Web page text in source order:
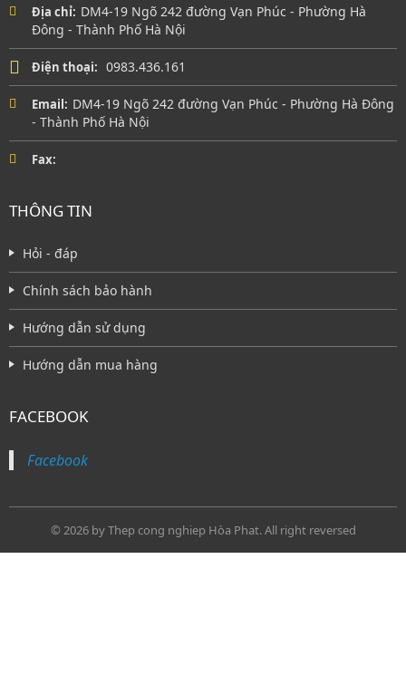
Địa chỉ: DM4-19 Ngõ 242 đường Vạn Phúc - Phường Hà
Đông - Thành Phố Hà Nội
Điện thoại: 0983.436.161
Email: DM4-19 Ngõ 242 đường Vạn Phúc - Phường Hà Đông
- Thành Phố Hà Nội
Fax:
THÔNG TIN
Hỏi - đáp
Chính sách bảo hành
Hướng dẫn sử dụng
Hướng dẫn mua hàng
FACEBOOK
Facebook
© 2026 byThep cong nghiep Hòa Phat. All right reversed